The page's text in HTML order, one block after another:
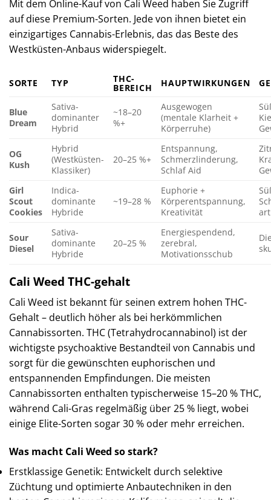
Mit dem Online-Kauf von Cali Weed haben Sie Zugriff
auf diese Premium-Sorten. Jede von ihnen bietet ein
einzigartiges Cannabis-Erlebnis, das das Beste des
Westküsten-Anbaus widerspiegelt.
SORTE TYP THC-
BEREICH HAUPTWIRKUNGEN
Blue
Dream
Sativa-
dominanter
Hybrid
~18–20
%+
Ausgewogen
(mentale Klarheit +
Körperruhe)
OG
Kush
Hybrid
(Westküsten-
Klassiker)
20–25 %+
Entspannung,
Schmerzlinderung,
Schlaf Aid
Girl
Scout
Cookies
Indica-
dominante
Hybride
~19–28 %
Euphorie +
Körperentspannung,
Kreativität
Sour
Diesel
Sativa-
dominante
Hybride
20–25 %
Energiespendend,
zerebral,
Motivationsschub
Cali Weed THC-gehalt
Cali Weed ist bekannt für seinen extrem hohen THC-
Gehalt – deutlich höher als bei herkömmlichen
Cannabissorten. THC (Tetrahydrocannabinol) ist der
wichtigste psychoaktive Bestandteil von Cannabis und
sorgt für die gewünschten euphorischen und
entspannenden Empfindungen. Die meisten
Cannabissorten enthalten typischerweise 15–20 % THC,
während Cali-Gras regelmäßig über 25 % liegt, wobei
einige Elite-Sorten sogar 30 % oder mehr erreichen.
Was macht Cali Weed so stark?
Erstklassige Genetik: Entwickelt durch selektive
Züchtung und optimierte Anbautechniken in den